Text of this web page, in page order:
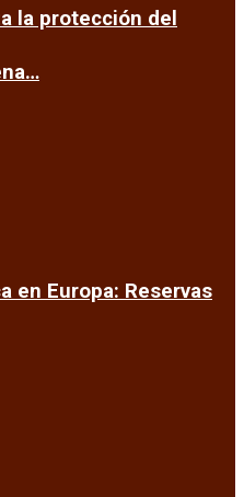
la protección del
en Europa: Reservas